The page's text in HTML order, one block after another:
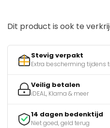
Dit product is ook te
Stevig verpakt
Extra bescherming tijdens
Veilig betalen
iDEAL, Klarna & meer
14 dagen bedenktijd
Niet goed, geld terug